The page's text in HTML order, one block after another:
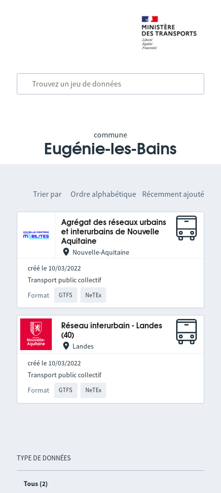
commune
Eugénie-les-Bains
TYPE DE DONNÉES
Tous (2)
Trier par Ordre alphabétique Récemment ajouté
Agrégat des réseaux urbains
et interurbains de Nouvelle
Aquitaine
Nouvelle-Aquitaine
créé le 10/03/2022
Format GTFS NeTEx
Transport public collectif
Réseau interurbain - Landes
(40)
Landes
créé le 10/03/2022
Format GTFS NeTEx
Transport public collectif